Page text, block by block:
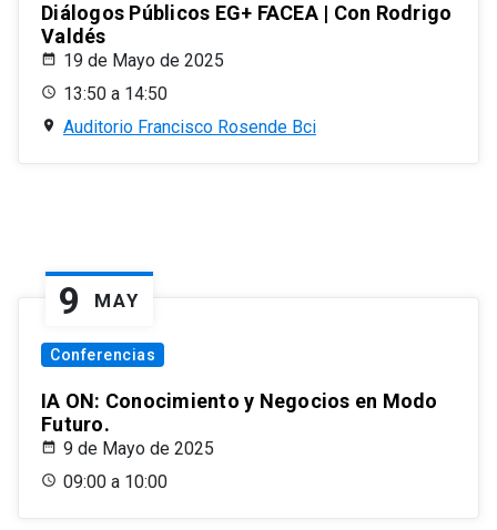
Diálogos Públicos EG+ FACEA | Con Rodrigo
Valdés
19 de Mayo de 2025
13:50 a 14:50
Auditorio Francisco Rosende Bci
9 MAY
Conferencias
IA ON: Conocimiento y Negocios en Modo
Futuro.
9 de Mayo de 2025
09:00 a 10:00